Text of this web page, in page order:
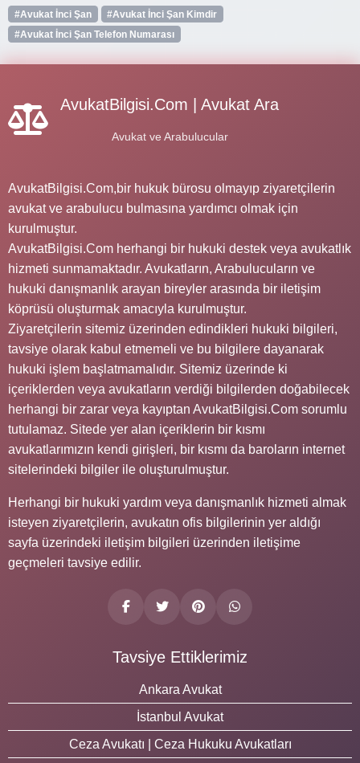
#Avukat İnci Şan
#Avukat İnci Şan Kimdir
#Avukat İnci Şan Telefon Numarası
AvukatBilgisi.Com | Avukat Ara
Avukat ve Arabulucular
AvukatBilgisi.Com,bir hukuk bürosu olmayıp ziyaretçilerin
avukat ve arabulucu bulmasına yardımcı olmak için
kurulmuştur.
AvukatBilgisi.Com herhangi bir hukuki destek veya avukatlık
hizmeti sunmamaktadır. Avukatların, Arabulucuların ve
hukuki danışmanlık arayan bireyler arasında bir iletişim
köprüsü oluşturmak amacıyla kurulmuştur.
Ziyaretçilerin sitemiz üzerinden edindikleri hukuki bilgileri,
tavsiye olarak kabul etmemeli ve bu bilgilere dayanarak
hukuki işlem başlatmamalıdır. Sitemiz üzerinde ki
içeriklerden veya avukatların verdiği bilgilerden doğabilecek
herhangi bir zarar veya kayıptan AvukatBilgisi.Com sorumlu
tutulamaz. Sitede yer alan içeriklerin bir kısmı
avukatlarımızın kendi girişleri, bir kısmı da baroların internet
sitelerindeki bilgiler ile oluşturulmuştur.
Herhangi bir hukuki yardım veya danışmanlık hizmeti almak
isteyen ziyaretçilerin, avukatın ofis bilgilerinin yer aldığı
sayfa üzerindeki iletişim bilgileri üzerinden iletişime
geçmeleri tavsiye edilir.
Tavsiye Ettiklerimiz
Ankara Avukat
İstanbul Avukat
Ceza Avukatı | Ceza Hukuku Avukatları